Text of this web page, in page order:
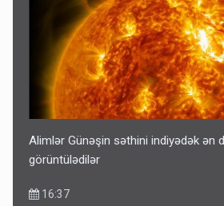
Alimlər Günəşin səthini indiyədək ən
görüntülədilər
16:37